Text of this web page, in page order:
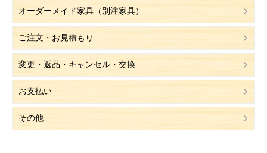
オーダーメイド家具（別注家具）
ご注文・お見積もり
変更・返品・キャンセル・交換
お支払い
その他